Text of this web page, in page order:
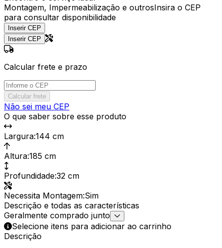
Montagem, Impermeabilização e outrosInsira o CEP
para consultar disponibilidade
Inserir CEP
Inserir CEP
Calcular frete e prazo
Calcular frete
Não sei meu CEP
O que saber sobre esse produto
Largura:144 cm
Altura:185 cm
Profundidade:32 cm
Necessita Montagem:Sim
Descrição e todas as características
Geralmente comprado junto
Selecione itens para adicionar ao carrinho
Descrição